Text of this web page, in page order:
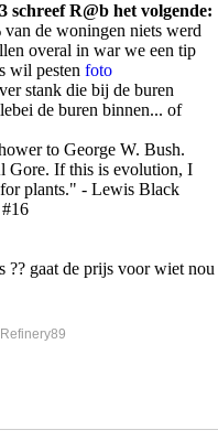
schreef R@b het volgende:
van de woningen niets werd
overal in war we een tip
wil pesten foto
stank die bij de buren
de buren binnen... of
to George W. Bush.
Gore. If this is evolution, I
plants." - Lewis Black
#16
?? gaat de prijs voor wiet nou